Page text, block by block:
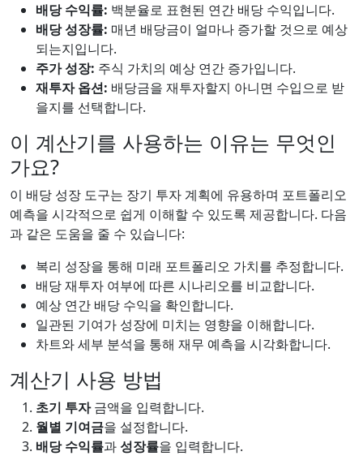
배당 수익률: 백분율로 표현된 연간 배당 수익입니다.
배당 성장률: 매년 배당금이 얼마나 증가할 것으로 예상
되는지입니다.
주가 성장: 주식 가치의 예상 연간 증가입니다.
재투자 옵션: 배당금을 재투자할지 아니면 수입으로 받
을지를 선택합니다.
이 계산기를 사용하는 이유는 무엇인
가요?
이 배당 성장 도구는 장기 투자 계획에 유용하며 포트폴리오
예측을 시각적으로 쉽게 이해할 수 있도록 제공합니다. 다음
과 같은 도움을 줄 수 있습니다:
복리 성장을 통해 미래 포트폴리오 가치를 추정합니다.
배당 재투자 여부에 따른 시나리오를 비교합니다.
예상 연간 배당 수익을 확인합니다.
일관된 기여가 성장에 미치는 영향을 이해합니다.
차트와 세부 분석을 통해 재무 예측을 시각화합니다.
계산기 사용 방법
초기 투자금액을 입력합니다.
월별 기여금을 설정합니다.
배당 수익률과 성장률을 입력합니다.